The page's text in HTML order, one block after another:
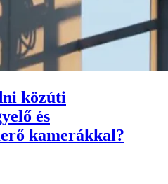
közúti
és
kamerákkal?